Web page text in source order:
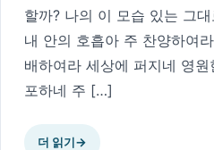
할까? 나의 이 모습 있는 그
내 안의 호흡아 주 찬양하여
배하여라 세상에 퍼지네 영
포하네 주 […]
더 읽기→